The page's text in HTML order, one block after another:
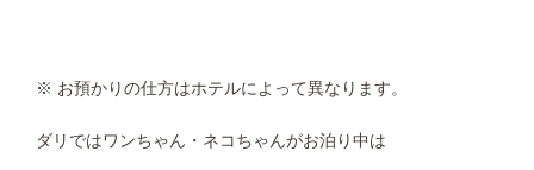
※ お預かりの仕方はホテルによって異なります。
ダリではワンちゃん・ネコちゃんがお泊り中は